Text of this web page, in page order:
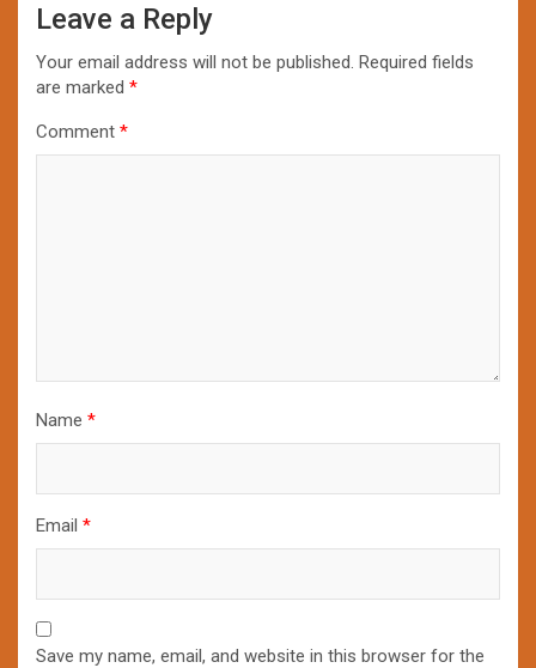
Leave a Reply
Your email address will not be published. Required fields
are marked *
Comment *
Name *
Email *
Save my name, email, and website in this browser for the